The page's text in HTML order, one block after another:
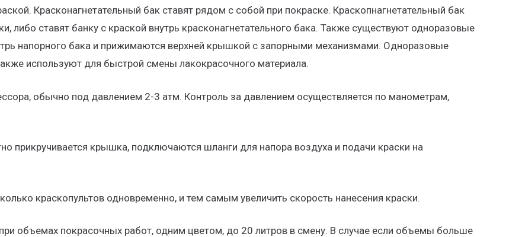
Красконагнетательный бак ставят рядом с собой при покраске. Краскопнагнетательный бак
ставят банку с краской внутрь красконагнетательного бака. Также существуют одноразовые
напорного бака и прижимаются верхней крышкой с запорными механизмами. Одноразовые
используют для быстрой смены лакокрасочного материала.
обычно под давлением 2-3 атм. Контроль за давлением осуществляется по манометрам,
прикручивается крышка, подключаются шланги для напора воздуха и подачи краски на
краскопультов одновременно, и тем самым увеличить скорость нанесения краски.
объемах покрасочных работ, одним цветом, до 20 литров в смену. В случае если объемы больше